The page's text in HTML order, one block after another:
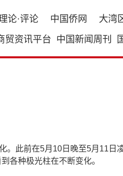
论·评论 中国侨网 大湾
贸资讯平台 中国新闻周刊
此前在5月10日晚至5月11日
各种极光柱在不断变化。